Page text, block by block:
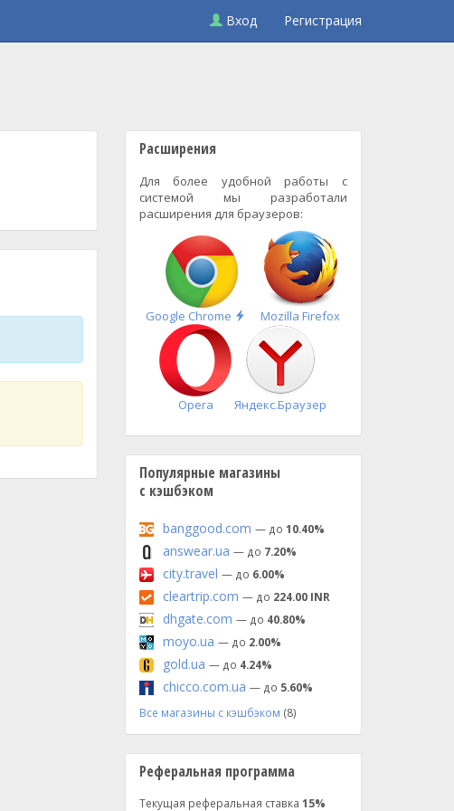
Вход Регистрация
Расширения
Для более удобной работы с
системой мы разработали
расширения для браузеров:
Google Chrome
Быстрая
установка
Mozilla Firefox
Opera Яндекс.Браузер
Популярные магазины
с кэшбэком
banggood.com — до 10.40%
answear.ua — до 7.20%
city.travel — до 6.00%
cleartrip.com — до 224.00 INR
dhgate.com — до 40.80%
moyo.ua — до 2.00%
gold.ua — до 4.24%
chicco.com.ua — до 5.60%
Все магазины с кэшбэком (8)
Реферальная программа
Текущая реферальная ставка 15%